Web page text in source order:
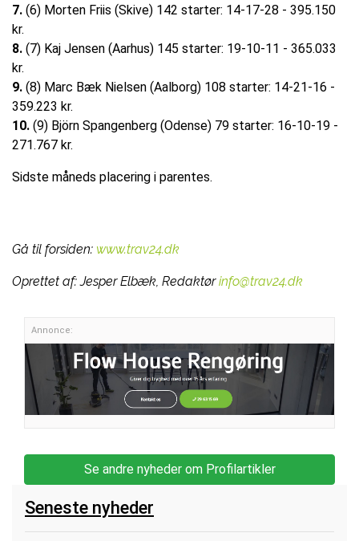
7. (6) Morten Friis (Skive) 142 starter: 14-17-28 - 395.150
kr.
8. (7) Kaj Jensen (Aarhus) 145 starter: 19-10-11 - 365.033
kr.
9. (8) Marc Bæk Nielsen (Aalborg) 108 starter: 14-21-16 -
359.223 kr.
10. (9) Björn Spangenberg (Odense) 79 starter: 16-10-19 -
271.767 kr.
Sidste måneds placering i parentes.
Gå til forsiden: www.trav24.dk
Oprettet af:Jesper Elbæk, Redaktør info@trav24.dk
Annonce:
Se andre nyheder om Profilartikler
Seneste nyheder